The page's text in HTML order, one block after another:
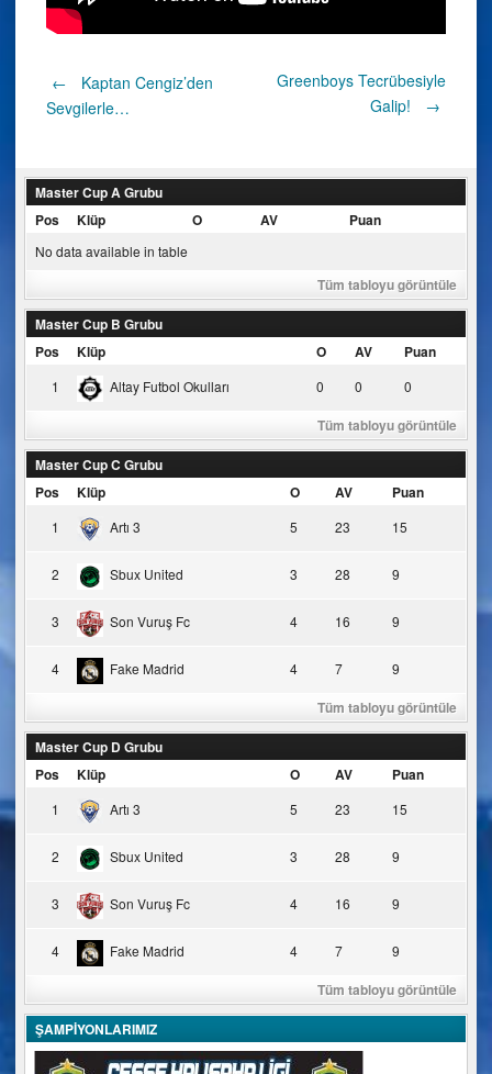
Post
←
Kaptan Cengiz’den
Sevgilerle…
Greenboys Tecrübesiyle
Galip!
→
Master Cup A Grubu
Pos
Klüp O AV Puan
No data available in table
Tüm tabloyu görüntüle
Master Cup B Grubu
Pos
Klüp O AV Puan
1 Altay Futbol Okulları 0 0 0
Tüm tabloyu görüntüle
Master Cup C Grubu
Pos
Klüp O AV Puan
1 Artı 3 5 23 15
2 Sbux United 3 28 9
3 Son Vuruş Fc 4 16 9
4 Fake Madrid 4 7 9
Tüm tabloyu görüntüle
Master Cup D Grubu
Pos
Klüp O AV Puan
1 Artı 3 5 23 15
2 Sbux United 3 28 9
3 Son Vuruş Fc 4 16 9
4 Fake Madrid 4 7 9
Tüm tabloyu görüntüle
ŞAMPİYONLARIMIZ